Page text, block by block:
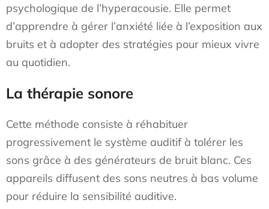
psychologique de l’hyperacousie. Elle permet
d’apprendre à gérer l’anxiété liée à l’exposition aux
bruits et à adopter des stratégies pour mieux vivre
au quotidien.
La thérapie sonore
Cette méthode consiste à réhabituer
progressivement le système auditif à tolérer les
sons grâce à des générateurs de bruit blanc. Ces
appareils diffusent des sons neutres à bas volume
pour réduire la sensibilité auditive.